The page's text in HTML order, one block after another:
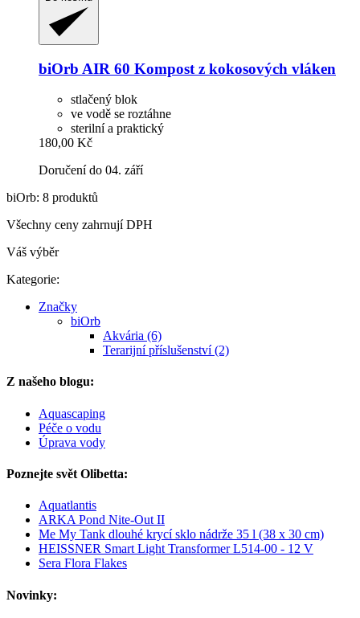
biOrb AIR 60 Kompost z kokosových vláken
stlačený blok
ve vodě se roztáhne
sterilní a praktický
180,00 Kč
Doručení do 04. září
biOrb: 8 produktů
Všechny ceny zahrnují DPH
Váš výběr
Kategorie:
Značky
biOrb
Akvária (6)
Terarijní příslušenství (2)
Z našeho blogu:
Aquascaping
Péče o vodu
Úprava vody
Poznejte svět Olibetta:
Aquatlantis
ARKA Pond Nite-Out II
Me My Tank dlouhé krycí sklo nádrže 35 l (38 x 30 cm)
HEISSNER Smart Light Transformer L514-00 - 12 V
Sera Flora Flakes
Novinky: